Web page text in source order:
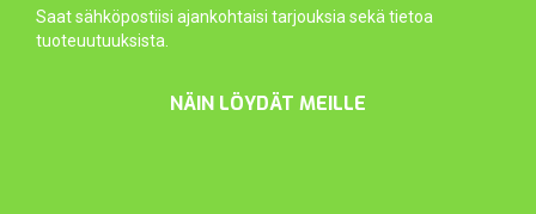
Saat sähköpostiisi ajankohtaisi tarjouksia sekä tietoa
tuoteuutuuksista.
NÄIN LÖYDÄT MEILLE